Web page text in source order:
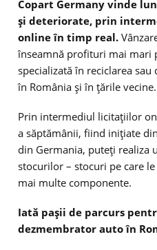
Copart Germany vinde
și deteriorate, prin
online în timp real.
înseamnă profituri mai mari
specializată în reciclarea
în România și în țările vecine.
Prin intermediul licitațiilor
a săptămânii, fiind inițiate
din Germania, puteți realiza
stocurilor – stocuri pe care
mai multe componente.
Iată pașii de parcurs
dezmembrator auto în